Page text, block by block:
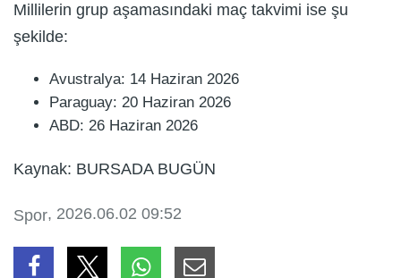
Millilerin grup aşamasındaki maç takvimi ise şu
şekilde:
Avustralya: 14 Haziran 2026
Paraguay: 20 Haziran 2026
ABD: 26 Haziran 2026
Kaynak: BURSADA BUGÜN
Spor, 2026.06.02 09:52